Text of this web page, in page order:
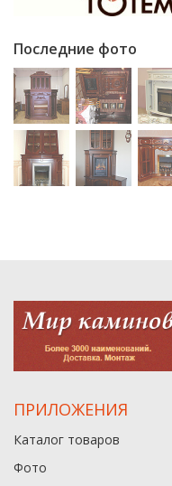
Последние фото
ПРИЛОЖЕНИЯ
Каталог товаров
Фото